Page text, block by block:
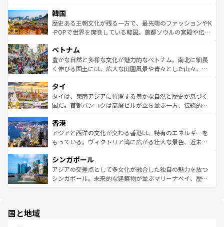
ワイを、存分に味わってほしい。 なお、新着のハワイ情報
はコンテンツ一覧を参照してほしい。
いる。アクティビティも充実しており、サーフィンやダイ
ビング、ハイキングなど、アウトドア好きにはたまらな
い。オーストラリアの多彩な魅力を存分に味わいつくそ
参照してほしい。
ン）、静ひつな山岳地帯である台湾東部など、都市の喧騒
と山間の静けさが共存しており、訪れる人に新しい発見と
驚きをもたらしてくれる。また、奥深い台湾の食文化も魅
容にもいいと評判のスイーツなど、バラエティ豊かな料理
が味わえる。 なお、新着の台湾情報は コンテンツ一覧を参
照してほしい。
韓国
歴史ある王朝文化が残る一方で、最先端のファッションやK
-POPで世界を席巻している韓国。首都ソウルの宮殿や伝統
き、地方に足を延ばせば四季折々の自然美を楽しむことが
できる。そして、キムチや焼肉、絶品のストリートフード
まで、さまざまな韓国料理が待っている。夜には、韓国な
リティに包まれながら、韓国の多彩な魅力を心ゆくまで味
わってみてほしい。 なお、新着の韓国情報はコンテンツ一
覧を参照してほしい。
ベトナム
豊かな自然と多様な文化が魅力的なベトナム。南北に細長
く伸びる国土には、広大な田園風景や青々とした山々、世
急速な発展と共に伝統が息づく。ハノイの古い町並みやホ
ーチミン市のフランス統治時代の建物も、独特の雰囲気を
醸し出している。また、バラエティの豊かさとおいしさで
とつ。フォーやバインミー、ベトナムコーヒーなどは、ぜ
ひ現地で味わいたい。どの地域を訪れてもあたたかい人々
が旅行者を迎えてくれるので、きっと忘れられない旅にな
参照してほしい。
タイ
タイは、東南アジアに位置する豊かな自然と歴史が息づく
国だ。首都バンコクは高層ビルが立ち並ぶ一方、伝統的な
の活気が交差している。北部ではチェンマイなどの山岳地
帯で自然と触れ合い、南部ではプーケットやクラビの美し
いビーチでリゾート気分を楽しむことができる。タイ料理
激する。気候は一年中温暖で、どの季節にも異なる楽しみ
が待っている。親しみやすいタイの人々、仏教を中心とし
た文化、そして多様な観光資源が、訪れる旅人を魅了し続
香港
アジアと西洋の文化が交わる香港は、特有のエネルギーを
もっている。ヴィクトリア湾に広がる壮大な景色、近未来
み、どこを訪れても感動するはず。観光スポットが密集し
ており、効率よく見どころを回れるのも魅力。息をのむよ
うな絶景から文化的な体験まで、香港を存分に楽しみ尽く
シンガポール
アジアの交差点として多文化が融合した独自の魅力を放つ
シンガポール。未来的な建築物が並ぶマリーナベイ、歴史
国と地域